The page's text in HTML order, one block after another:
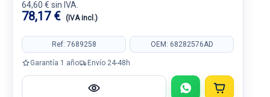
64,60 € sin IVA.
78,17 € (IVA incl.)
Ref: 7689258 OEM: 68282576AD
Garantía 1 año Envío 24-48h